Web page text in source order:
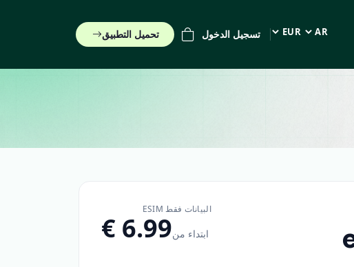
اللغة EUR (€) تسجيل الدخول تحميل التطبيق
البيانات فقط ESIM
ابتداء من